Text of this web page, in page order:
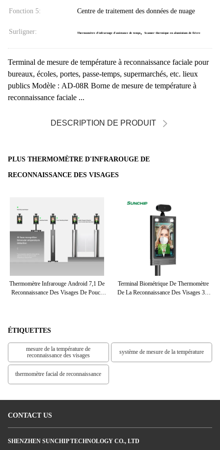
Fonction 5: Centre de traitement des données de nuage
Surligner: Thermomètre d'infrarouge d'assistance de temps, Scanner thermique en aluminium de fièvre
Terminal de mesure de température à reconnaissance faciale pour
bureaux, écoles, portes, passe-temps, supermarchés, etc. lieux
publics Modèle : AD-08R Borne de mesure de température à
reconnaissance faciale ...
DESCRIPTION DE PRODUIT
PLUS THERMOMÈTRE D'INFRAROUGE DE
RECONNAISSANCE DES VISAGES
Thermomètre Infrarouge Android 7,1 De
Reconnaissance Des Visages De Pouce
Terminal Biométrique De Thermomètre
De La Reconnaissance Des Visages 3D
ÉTIQUETTES
mesure de la température de
reconnaissance des visages
système de mesure de la température
thermomètre facial de reconnaissance
CONTACT US
SHENZHEN SUNCHIP TECHNOLOGY CO., LTD